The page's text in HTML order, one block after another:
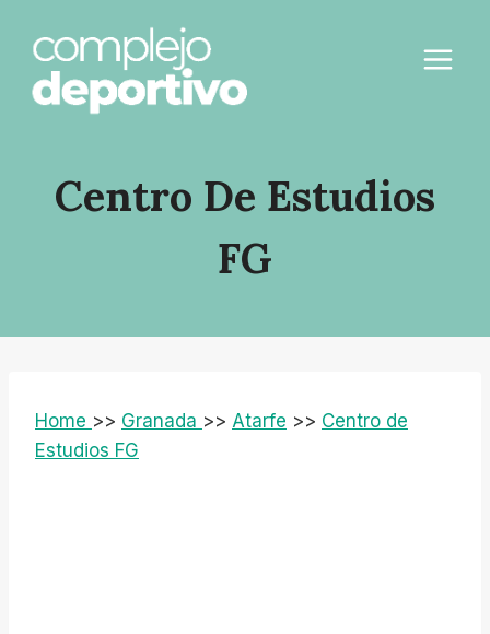
contenido
Centro De Estudios
FG
Home >> Granada >> Atarfe >> Centro de
Estudios FG